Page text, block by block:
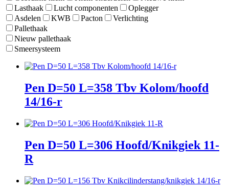
Lasthaak
Lucht componenten
Oplegger
Asdelen
KWB Pacton
Verlichting
Pallethaak
Nieuw pallethaak
Smeersysteem
Pen D=50 L=358 Tbv Kolom/hoofd
14/16-r
Pen D=50 L=306 Hoofd/Knikgiek 11-
R